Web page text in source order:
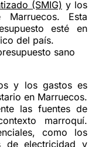
(SMIG) y los
Marruecos. Esta
esté en
del país.
sano
y los gastos es
en Marruecos.
las fuentes de
marroquí.
como los
de electricidad y